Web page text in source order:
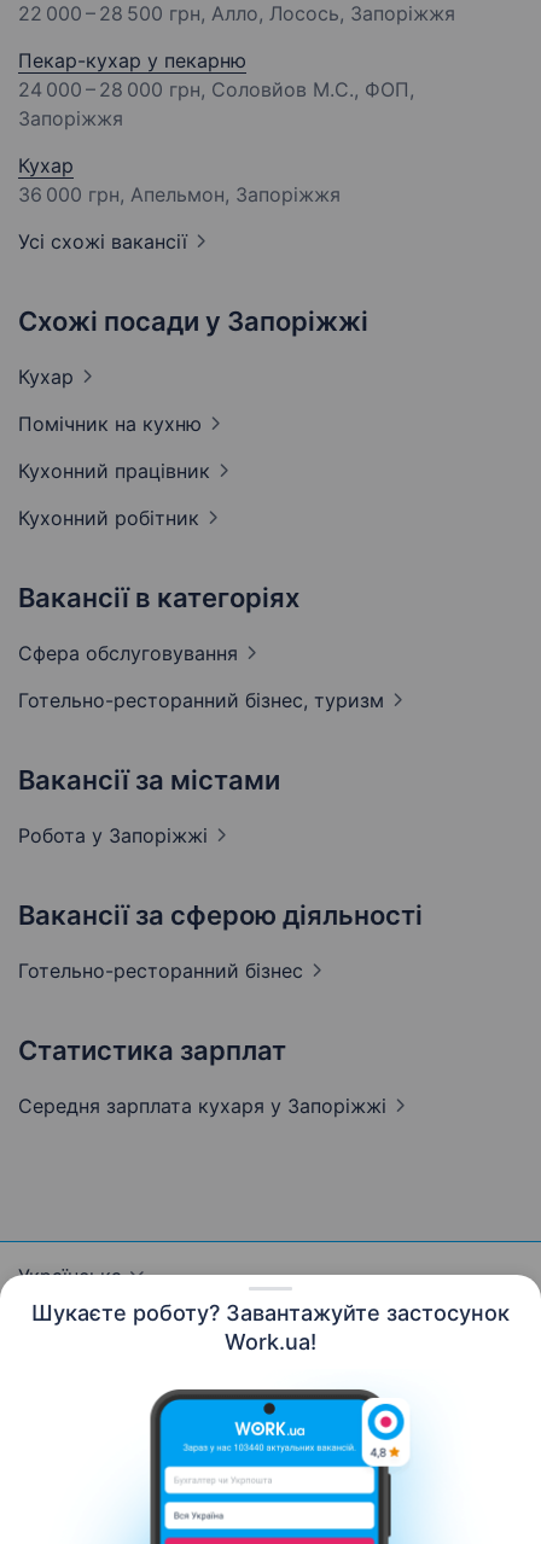
Шукаєте роботу? Завантажуйте застосунок
Work.ua!
22 000 – 28 500 грн, Алло, Лосось, Запоріжжя
Пекар-кухар у пекарню
24 000 – 28 000 грн, Соловйов М.С., ФОП,
Запоріжжя
Кухар
36 000 грн, Апельмон, Запоріжжя
Усі схожі вакансії
Схожі посади у Запоріжжі
Кухар
Помічник на кухню
Кухонний працівник
Кухонний робітник
Вакансії в категоріях
Сфера обслуговування
Готельно-ресторанний бізнес, туризм
Вакансії за містами
Робота у Запоріжжі
Вакансії за сферою діяльності
Готельно-ресторанний бізнес
Статистика зарплат
Середня зарплата кухаря у Запоріжжі
Українська
Контакти Про нас
Кар’єра
Новини Work.ua
Допомога Умови використання